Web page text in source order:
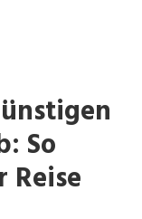
So
Reise